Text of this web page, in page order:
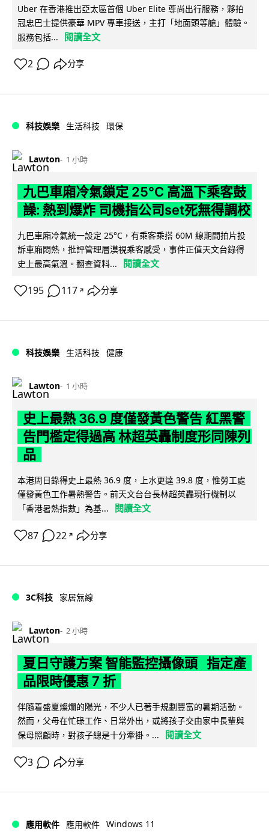
Uber 在香港推出亞太區首個 Uber Elite 尊尚出行服務，夥拍
冠忠巴士提供豪華 MPV 專車接送，主打「地面頭等艙」體驗。
服務包括...
閱讀全文
2 分享
科技娛樂 生活科技 環保
Lawton 1 小時
九巴車廂冷氣鎖定 25°C 高溫下乘客鼓
譟: 熱到爆炸 司機指公司set死無得調校
九巴車廂冷氣統一設定 25°C，有乘客乘搭 60M 線期間拍片投
訴車廂悶熱，批評管理層漠視乘客感受，事件正值天文台錄得
史上最高氣溫。翻查資料...
閱讀全文
195 117 ↗ 分享
科技娛樂 生活科技 健康
Lawton 1 小時
史上最熱 36.9 度僅發黃色警告 紅黑警
告門檻定得過高 林超英轟制度形同陳列
品
本港周日錄得史上最熱 36.9 度，上水更達 39.8 度，惟勞工處
僅發黃色工作暑熱警告。前天文台台長林超英轟現行機制以
「香港暑熱指數」為基...
閱讀全文
87 22 ↗ 分享
3C科技 家居無線
Lawton 2 小時
夏日守護方案 智能監控攝像頭 指定產
品限時優惠 7 折
伴隨着盛夏燦爛的陽光，不少人已著手規劃豐富的暑期活動。
然而，父母在忙碌工作、日常外出，或將孩子交由家中長輩與
保母照顧時，對孩子總是十分牽掛。...
閱讀全文
3 分享
應用軟件 應用軟件 Windows 11